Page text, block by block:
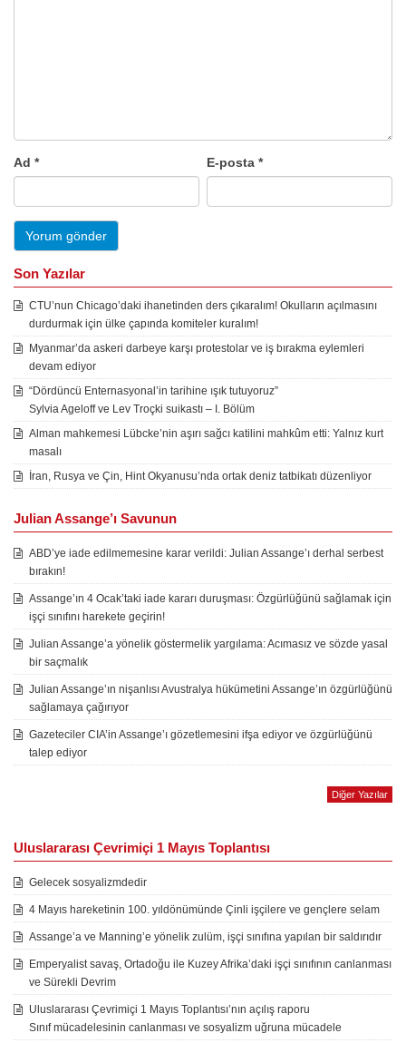
Ad * E-posta*
Son Yazılar
CTU’nun Chicago’daki ihanetinden ders çıkaralım! Okulların açılmasını
durdurmak için ülke çapında komiteler kuralım!
Myanmar’da askeri darbeye karşı protestolar ve iş bırakma eylemleri
devam ediyor
“Dördüncü Enternasyonal’in tarihine ışık tutuyoruz”
Sylvia Ageloff ve Lev Troçki suikastı – I. Bölüm
Alman mahkemesi Lübcke’nin aşırı sağcı katilini mahkûm etti: Yalnız kurt
masalı
İran, Rusya ve Çin, Hint Okyanusu’nda ortak deniz tatbikatı düzenliyor
Julian Assange’ı Savunun
ABD’ye iade edilmemesine karar verildi: Julian Assange’ı derhal serbest
bırakın!
Assange’ın 4 Ocak’taki iade kararı duruşması: Özgürlüğünü sağlamak için
işçi sınıfını harekete geçirin!
Julian Assange’a yönelik göstermelik yargılama: Acımasız ve sözde yasal
bir saçmalık
Julian Assange’ın nişanlısı Avustralya hükümetini Assange’ın özgürlüğünü
sağlamaya çağırıyor
Gazeteciler CIA’in Assange’ı gözetlemesini ifşa ediyor ve özgürlüğünü
talep ediyor
Diğer Yazılar
Uluslararası Çevrimiçi 1 Mayıs Toplantısı
Gelecek sosyalizmdedir
4 Mayıs hareketinin 100. yıldönümünde Çinli işçilere ve gençlere selam
Assange’a ve Manning’e yönelik zulüm, işçi sınıfına yapılan bir saldırıdır
Emperyalist savaş, Ortadoğu ile Kuzey Afrika’daki işçi sınıfının canlanması
ve Sürekli Devrim
Uluslararası Çevrimiçi 1 Mayıs Toplantısı’nın açılış raporu
Sınıf mücadelesinin canlanması ve sosyalizm uğruna mücadele